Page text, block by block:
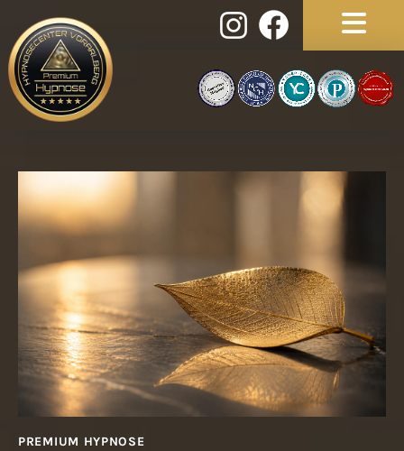
PREMIUM HYPNOSE